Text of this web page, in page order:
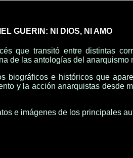
GUERIN: NI DIOS, NI AMO
que transitó entre distintas
de las antologías del anarquismo
biográficos e históricos que
y la acción anarquistas desde
e imágenes de los principales